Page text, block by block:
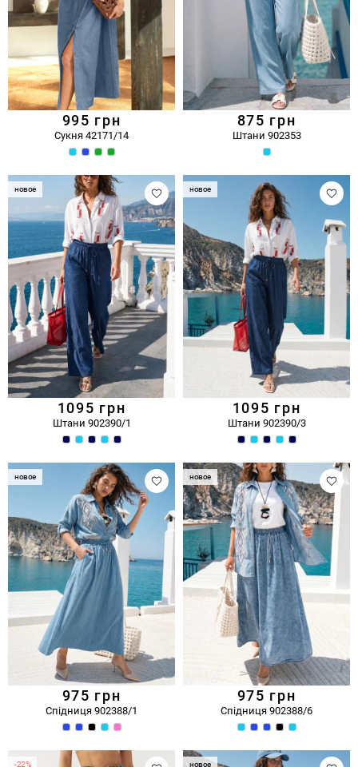
995 грн
Сукня 42171/14
875 грн
Штани 902353
новое
1095 грн
Штани 902390/1
новое
1095 грн
Штани 902390/3
новое
975 грн
Спідниця 902388/1
новое
975 грн
Спідниця 902388/6
-22% новое